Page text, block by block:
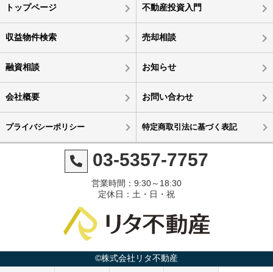
トップページ 不動産投資入門
収益物件検索 売却相談
融資相談 お知らせ
会社概要 お問い合わせ
プライバシーポリシー 特定商取引法に基づく表記
03-5357-7757
営業時間：9:30～18:30
定休日：土・日・祝
©株式会社リタ不動産